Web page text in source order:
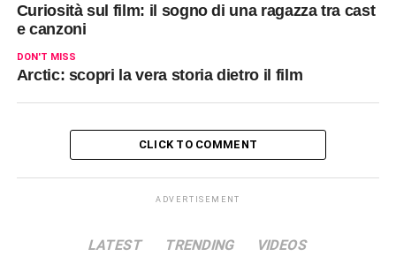
Curiosità sul film: il sogno di una ragazza tra cast
e canzoni
DON'T MISS
Arctic: scopri la vera storia dietro il film
CLICK TO COMMENT
ADVERTISEMENT
LATEST TRENDING VIDEOS